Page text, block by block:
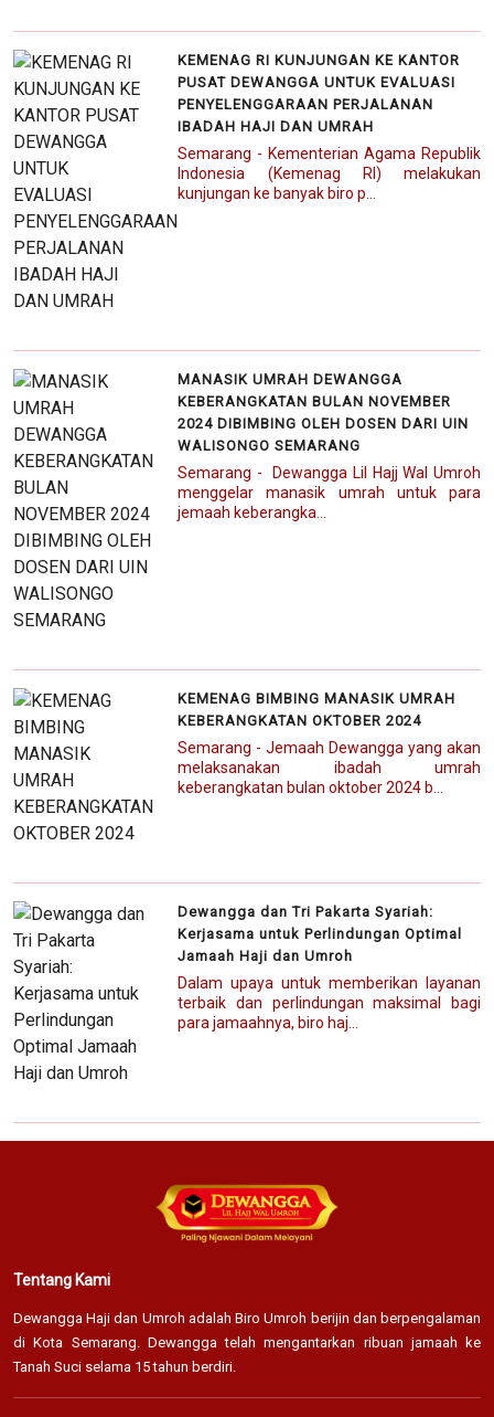
KEMENAG RI KUNJUNGAN KE KANTOR
PUSAT DEWANGGA UNTUK EVALUASI
PENYELENGGARAAN PERJALANAN
IBADAH HAJI DAN UMRAH
Semarang - Kementerian Agama Republik
Indonesia (Kemenag RI) melakukan
kunjungan ke banyak biro p...
MANASIK UMRAH DEWANGGA
KEBERANGKATAN BULAN NOVEMBER
2024 DIBIMBING OLEH DOSEN DARI UIN
WALISONGO SEMARANG
Semarang - Dewangga Lil Hajj Wal Umroh
menggelar manasik umrah untuk para
jemaah keberangka...
KEMENAG BIMBING MANASIK UMRAH
KEBERANGKATAN OKTOBER 2024
Semarang - Jemaah Dewangga yang akan
melaksanakan ibadah umrah
keberangkatan bulan oktober 2024 b...
Dewangga dan Tri Pakarta Syariah:
Kerjasama untuk Perlindungan Optimal
Jamaah Haji dan Umroh
Dalam upaya untuk memberikan layanan
terbaik dan perlindungan maksimal bagi
para jamaahnya, biro haj...
Tentang Kami
Dewangga Haji dan Umroh adalah Biro Umroh berijin dan berpengalaman
di Kota Semarang. Dewangga telah mengantarkan ribuan jamaah ke
Tanah Suci selama 15 tahun berdiri.